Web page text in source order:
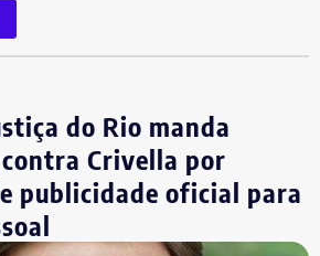
R$ 150.000,00
R$ 104.500,00
de R$ 122.642,00 em espécie
em reais declarados em dinheiro
do Rio manda
Crivella por
publicidade oficial para